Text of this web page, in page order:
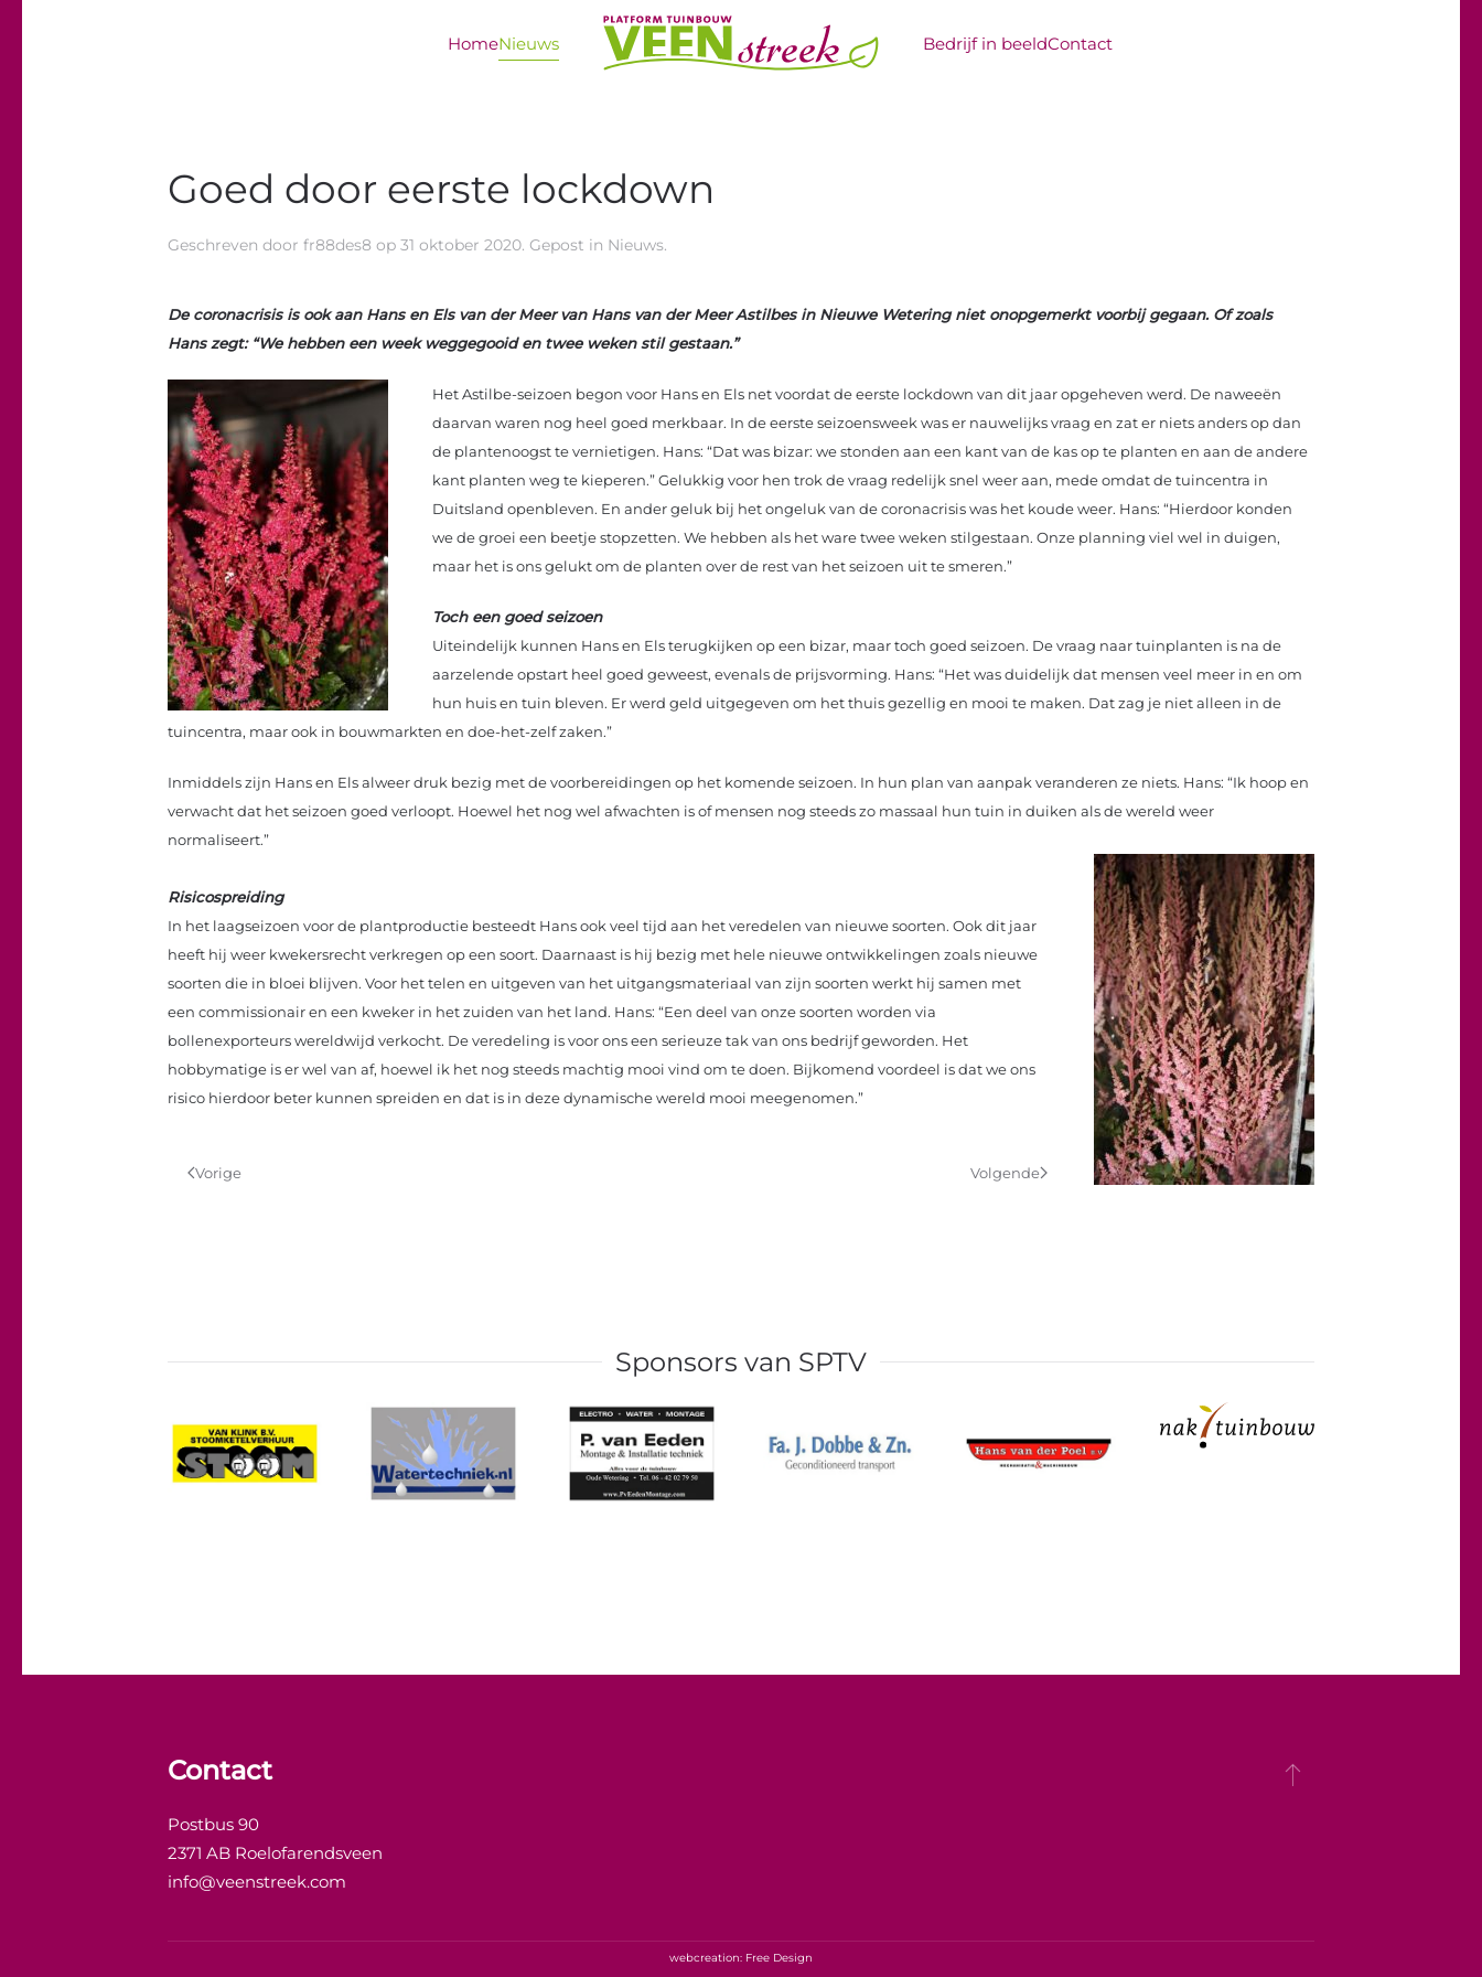
HomeNieuws Bedrijf in beeldContact
Goed door eerste lockdown
Geschreven door fr88des8 op 31 oktober 2020. Gepost in Nieuws.
De coronacrisis is ook aan Hans en Els van der Meer van Hans van der Meer Astilbes in Nieuwe Wetering niet onopgemerkt voorbij gegaan. Of zoals
Hans zegt: “We hebben een week weggegooid en twee weken stil gestaan.”
Het Astilbe-seizoen begon voor Hans en Els net voordat de eerste lockdown van dit jaar opgeheven werd. De naweeën
daarvan waren nog heel goed merkbaar. In de eerste seizoensweek was er nauwelijks vraag en zat er niets anders op dan
de plantenoogst te vernietigen. Hans: “Dat was bizar: we stonden aan een kant van de kas op te planten en aan de andere
kant planten weg te kieperen.” Gelukkig voor hen trok de vraag redelijk snel weer aan, mede omdat de tuincentra in
Duitsland openbleven. En ander geluk bij het ongeluk van de coronacrisis was het koude weer. Hans: “Hierdoor konden
we de groei een beetje stopzetten. We hebben als het ware twee weken stilgestaan. Onze planning viel wel in duigen,
maar het is ons gelukt om de planten over de rest van het seizoen uit te smeren.”
Toch een goed seizoen
Uiteindelijk kunnen Hans en Els terugkijken op een bizar, maar toch goed seizoen. De vraag naar tuinplanten is na de
aarzelende opstart heel goed geweest, evenals de prijsvorming. Hans: “Het was duidelijk dat mensen veel meer in en om
hun huis en tuin bleven. Er werd geld uitgegeven om het thuis gezellig en mooi te maken. Dat zag je niet alleen in de
tuincentra, maar ook in bouwmarkten en doe-het-zelf zaken.”
Inmiddels zijn Hans en Els alweer druk bezig met de voorbereidingen op het komende seizoen. In hun plan van aanpak veranderen ze niets. Hans: “Ik hoop en
verwacht dat het seizoen goed verloopt. Hoewel het nog wel afwachten is of mensen nog steeds zo massaal hun tuin in duiken als de wereld weer
normaliseert.”
Risicospreiding
In het laagseizoen voor de plantproductie besteedt Hans ook veel tijd aan het veredelen van nieuwe soorten. Ook dit jaar
heeft hij weer kwekersrecht verkregen op een soort. Daarnaast is hij bezig met hele nieuwe ontwikkelingen zoals nieuwe
soorten die in bloei blijven. Voor het telen en uitgeven van het uitgangsmateriaal van zijn soorten werkt hij samen met
een commissionair en een kweker in het zuiden van het land. Hans: “Een deel van onze soorten worden via
bollenexporteurs wereldwijd verkocht. De veredeling is voor ons een serieuze tak van ons bedrijf geworden. Het
hobbymatige is er wel van af, hoewel ik het nog steeds machtig mooi vind om te doen. Bijkomend voordeel is dat we ons
risico hierdoor beter kunnen spreiden en dat is in deze dynamische wereld mooi meegenomen.”
Vorige Volgende
Sponsors van SPTV
Contact
Postbus 90
2371 AB Roelofarendsveen
info@veenstreek.com
webcreation: Free Design